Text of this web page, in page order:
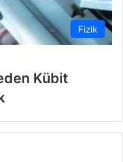
Fizik
Kübit